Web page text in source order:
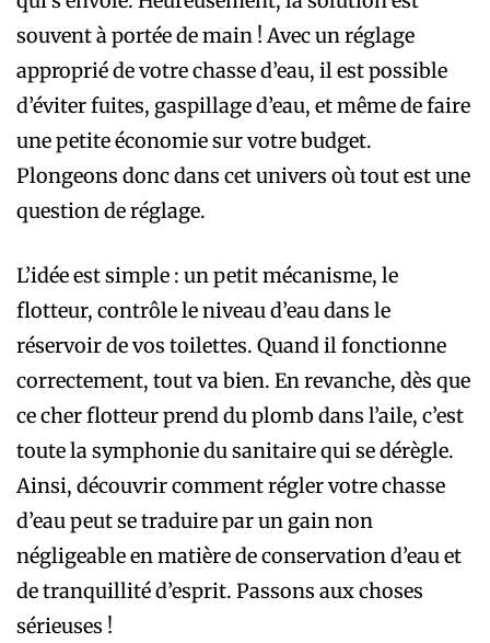
souvent à portée de main ! Avec un réglage
approprié de votre chasse d’eau, il est possible
d’éviter fuites, gaspillage d’eau, et même de faire
une petite économie sur votre budget.
Plongeons donc dans cet univers où tout est une
question de réglage.
L’idée est simple : un petit mécanisme, le
flotteur, contrôle le niveau d’eau dans le
réservoir de vos toilettes. Quand il fonctionne
correctement, tout va bien. En revanche, dès que
ce cher flotteur prend du plomb dans l’aile, c’est
toute la symphonie du sanitaire qui se dérègle.
Ainsi, découvrir comment régler votre chasse
d’eau peut se traduire par un gain non
négligeable en matière de conservation d’eau et
de tranquillité d’esprit. Passons aux choses
sérieuses !